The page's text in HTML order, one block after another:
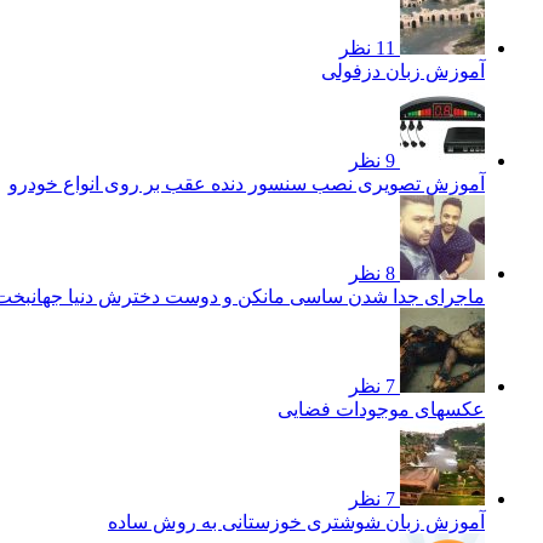
11 نظر
آموزش زبان دزفولی
9 نظر
آموزش تصویری نصب سنسور دنده عقب بر روی انواع خودرو
8 نظر
ماجرای جدا شدن ساسی مانکن و دوست دخترش دنیا
7 نظر
عکسهای موجودات فضایی
7 نظر
آموزش زبان شوشتری خوزستانی به روش ساده